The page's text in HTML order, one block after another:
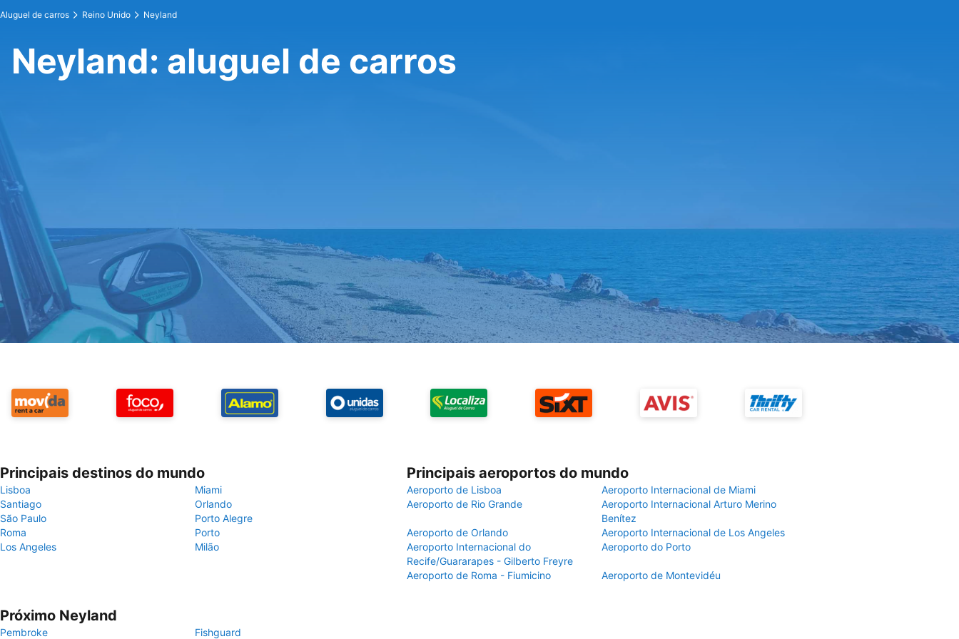
Aluguel de carros Reino Unido Neyland
Neyland: aluguel de carros
Principais destinos do mundo
Lisboa
Miami
Santiago
Orlando
São Paulo
Porto Alegre
Roma
Porto
Los Angeles
Milão
Principais aeroportos do mundo
Aeroporto de Lisboa
Aeroporto Internacional de Miami
Aeroporto de Rio Grande
Aeroporto Internacional Arturo Merino
Benítez
Aeroporto de Orlando
Aeroporto Internacional de Los Angeles
Aeroporto Internacional do
Recife/Guararapes - Gilberto Freyre
Aeroporto do Porto
Aeroporto de Roma - Fiumicino Aeroporto de Montevidéu
Próximo Neyland
Pembroke Fishguard